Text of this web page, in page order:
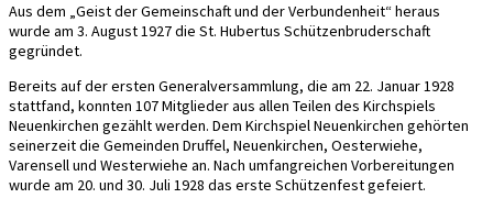
Aus dem „Geist der Gemeinschaft und der Verbundenheit“ heraus
wurde am 3. August 1927 die St. Hubertus Schützenbruderschaft
gegründet.
Bereits auf der ersten Generalversammlung, die am 22. Januar 1928
stattfand, konnten 107 Mitglieder aus allen Teilen des Kirchspiels
Neuenkirchen gezählt werden. Dem Kirchspiel Neuenkirchen gehörten
seinerzeit die Gemeinden Druffel, Neuenkirchen, Oesterwiehe,
Varensell und Westerwiehe an. Nach umfangreichen Vorbereitungen
wurde am 20. und 30. Juli 1928 das erste Schützenfest gefeiert.